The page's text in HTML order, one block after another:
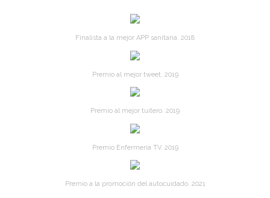
Finalista a la mejor APP sanitaria. 2018
Premio al mejor tweet. 2019
Premio al mejor tuitero. 2019
Premio Enfermería TV. 2019
Premio a la promoción del autocuidado. 2021